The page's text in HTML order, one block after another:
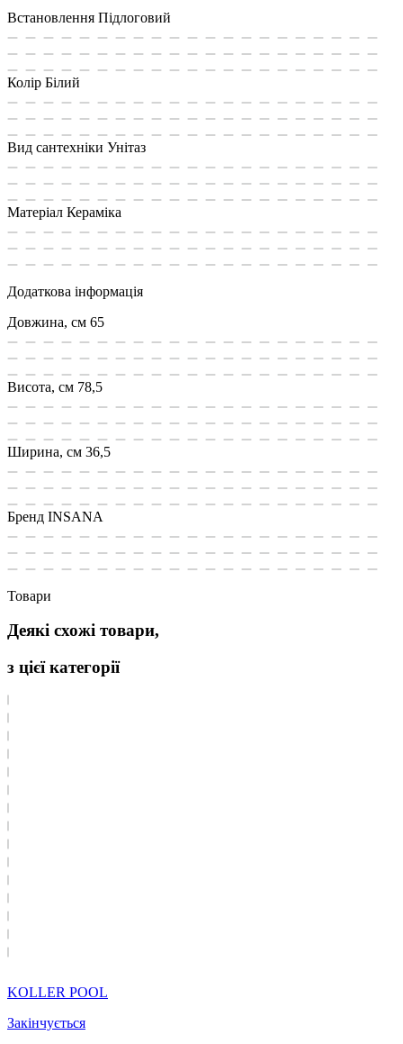
Встановлення Підлоговий
Колір Білий
Вид сантехніки Унітаз
Матеріал Кераміка
Додаткова інформація
Довжина, см 65
Висота, см 78,5
Ширина, см 36,5
Бренд INSANA
Товари
Деякі схожі товари,
з цієї категорії
KOLLER POOL
Закінчується